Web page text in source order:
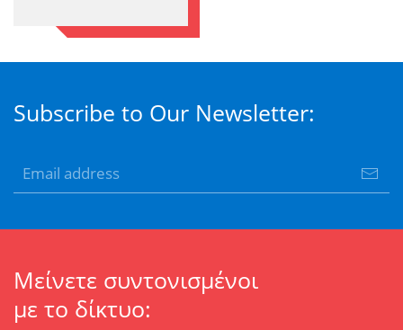
Subscribe to Our Newsletter:
Μείνετε συντονισμένοι
με το δίκτυο: